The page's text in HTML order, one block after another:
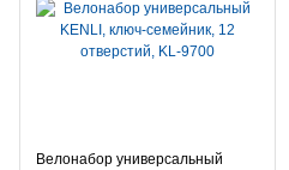
Велонабор универсальный